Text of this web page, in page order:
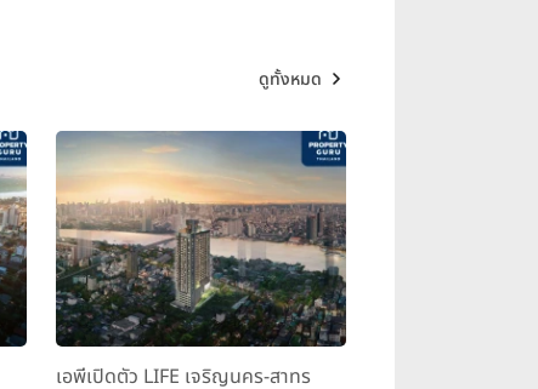
ดูทั้งหมด
เอพีเปิดตัว LIFE เจริญนคร-สาทร